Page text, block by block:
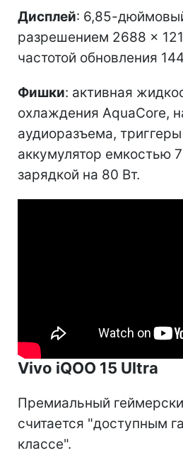
Дисплей: 6,85-
разрешением 2688 ×
частотой обновления
Фишки: активная
охлаждения AquaCore,
аудиоразъема,
аккумулятор емкостью
зарядкой на 80 Вт.
Vivo iQOO 15 Ultra
Премиальный
считается "доступным
классе".